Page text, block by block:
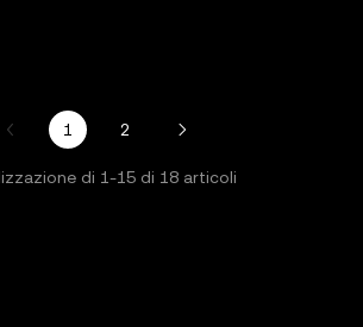
1 2
di 1-15 di 18 articoli